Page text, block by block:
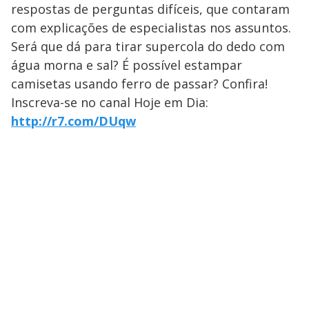
respostas de perguntas difíceis, que contaram
com explicações de especialistas nos assuntos.
Será que dá para tirar supercola do dedo com
água morna e sal? É possível estampar
camisetas usando ferro de passar? Confira!
Inscreva-se no canal Hoje em Dia:
http://r7.com/DUqw